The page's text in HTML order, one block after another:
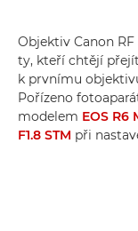
Objektiv Canon
ty, kteří chtějí
k prvnímu
Pořízeno
modelem EOS R6
F1.8 STM při